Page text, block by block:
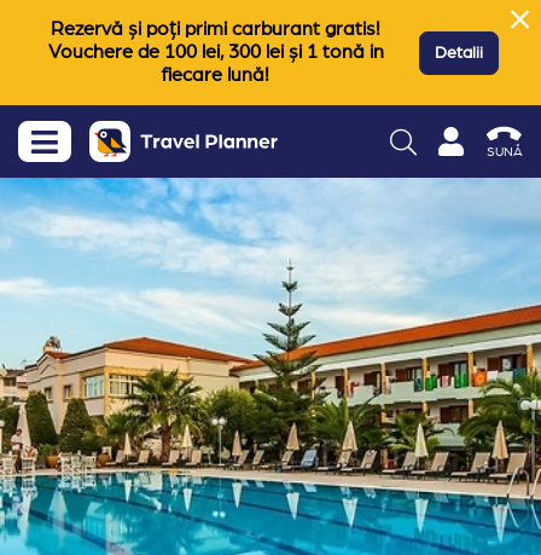
Rezervă și poți primi carburant gratis!
Vouchere de 100 lei, 300 lei și 1 tonă in
fiecare lună!
Detalii
SUNĂ